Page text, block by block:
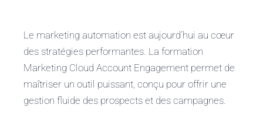
Le marketing automation est aujourd’hui au cœur
des stratégies performantes. La formation
Marketing Cloud Account Engagement permet de
maîtriser un outil puissant, conçu pour offrir une
gestion fluide des prospects et des campagnes.